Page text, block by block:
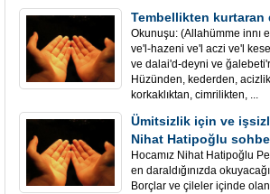
Tembellikten kurtaran
Okunuşu: (Allahümme innı
ve'l-hazeni ve'l aczi ve'l
ve dalai'd-deyni ve
Hüzünden, kederden,
korkaklıktan, cimrilikten, ...
Ümitsizlik için ve
Nihat Hatipoğlu
Hocamız Nihat Hatipoğlu
en daraldığınızda
Borçlar ve çileler içinde